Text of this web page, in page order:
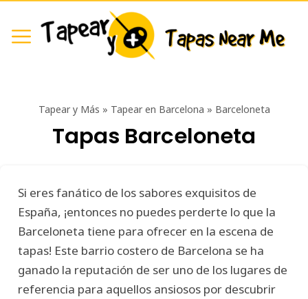
Tapear y Más » Tapear en Barcelona » Barceloneta
Tapas Barceloneta
Si eres fanático de los sabores exquisitos de
España, ¡entonces no puedes perderte lo que la
Barceloneta tiene para ofrecer en la escena de
tapas! Este barrio costero de Barcelona se ha
ganado la reputación de ser uno de los lugares de
referencia para aquellos ansiosos por descubrir